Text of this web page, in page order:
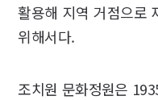
활용해 지역 거점으로
위해서다.
조치원 문화정원은